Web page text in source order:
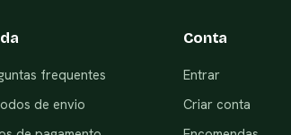
frequentes
de envio
Conta
Entrar
Criar conta